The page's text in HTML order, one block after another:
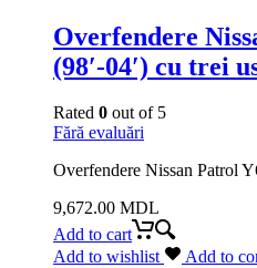
Overfendere
(98′-04′) cu trei
Rated 0 out of 5
Fără evaluări
Overfendere Nissan Patrol
9,672.00 MDL
Add to cart
Add to wishlist
Add to